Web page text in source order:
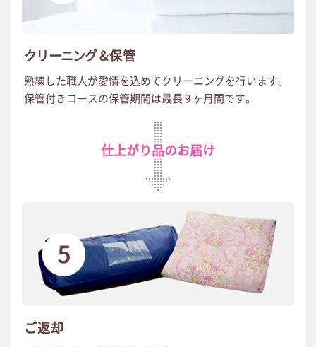
クリーニング＆保管
熟練した職人が愛情を込めてクリーニングを行います。
保管付きコースの保管期間は最長 9 ヶ月間です。
仕上がり品のお届け
ご返却